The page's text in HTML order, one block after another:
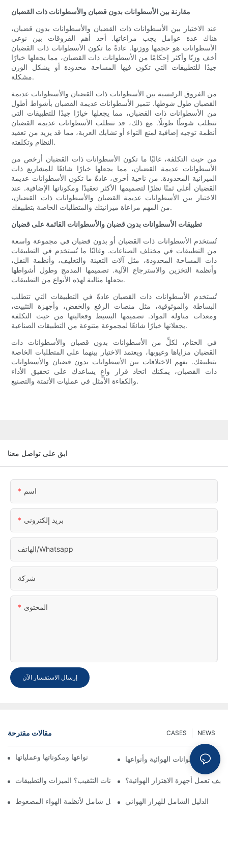
مقارنة بين الأسطوانات بدون قضبان والأسطوانات ذات القضبان
عند الاختيار بين الأسطوانات ذات القضبان والأسطوانات بدون قضبان،
هناك عدة عوامل يجب مراعاتها. أحد أهم الفروقات بين نوعي
الأسطوانات هو حجمها ووزنها. عادةً ما تكون الأسطوانات ذات القضبان
أخف وزنًا وأكثر إحكامًا من الأسطوانات ذات القضبان، مما يجعلها خيارًا
جيدًا للتطبيقات التي تكون فيها المساحة محدودة أو يشكل الوزن
مشكلة.
من الفروق الرئيسية بين الأسطوانات ذات القضبان والأسطوانات عديمة
القضبان طول شوطها. تتميز الأسطوانات عديمة القضبان بأشواط أطول
من الأسطوانات ذات القضبان، مما يجعلها خيارًا جيدًا للتطبيقات التي
تتطلب شوطًا طويلًا. مع ذلك، قد تتطلب الأسطوانات عديمة القضبان
أنظمة توجيه إضافية لمنع التواء أو تشابك العربة، مما قد يزيد من تعقيد
النظام وتكلفته.
من حيث التكلفة، غالبًا ما تكون الأسطوانات ذات القضبان أرخص من
الأسطوانات عديمة القضبان، مما يجعلها خيارًا شائعًا للمشاريع ذات
الميزانية المحدودة. من ناحية أخرى، عادةً ما تكون الأسطوانات عديمة
القضبان أغلى ثمنًا نظرًا لتصميمها الأكثر تعقيدًا ومكوناتها الإضافية. عند
الاختيار بين الأسطوانات عديمة القضبان والأسطوانات ذات القضبان،
من المهم مراعاة ميزانيتك والمتطلبات الخاصة بتطبيقك.
تطبيقات الأسطوانات بدون قضبان والأسطوانات القائمة على قضبان
تُستخدم الأسطوانات ذات القضبان أو بدون قضبان في مجموعة واسعة
من التطبيقات في مختلف الصناعات. وغالبًا ما تُستخدم في التطبيقات
ذات المساحة المحدودة، مثل آلات التعبئة والتغليف، وأنظمة النقل،
وأنظمة التخزين والاسترجاع الآلية. تصميمها المدمج وطول أشواطها
يجعلها مثالية لهذه الأنواع من التطبيقات.
تُستخدم الأسطوانات ذات القضبان عادةً في التطبيقات التي تتطلب
البساطة والموثوقية، مثل منصات الرفع والخفض، وأجهزة التثبيت،
ومعدات مناولة المواد. تصميمها البسيط وفعاليتها من حيث التكلفة
يجعلانها خيارًا شائعًا لمجموعة متنوعة من التطبيقات الصناعية.
في الختام، لكلٍّ من الأسطوانات بدون قضبان والأسطوانات ذات
القضبان مزاياها وعيوبها، ويعتمد الاختيار بينهما على المتطلبات الخاصة
بتطبيقك. بفهم الاختلافات بين الأسطوانات بدون قضبان والأسطوانات
ذات القضبان، يمكنك اتخاذ قرار واعٍ يساعدك على تحقيق الأداء
والكفاءة الأمثل في عمليات الأتمتة والتصنيع.
ابق على تواصل معنا
اسم
بريد إلكتروني
الهاتف/whatsapp
شركة
المحتوى
إرسال الاستفسار الآن
مقالات مقترحة NEWS
CASES
ما هي الأسطوانة الهوائية؟ أنواعها ومكوناتها وعملياتهاعلى الأسطوانات الهوائية وأنواعها
ما هي أسطوانات التثقيب؟ الميزات والتطبيقاتكيف تعمل أجهزة الاهتزاز الهوائية؟
ما هو الهزاز الهوائي؟ دليل شامل لأنظمة الهواء المضغوط
الدليل الشامل للهزاز الهوائي